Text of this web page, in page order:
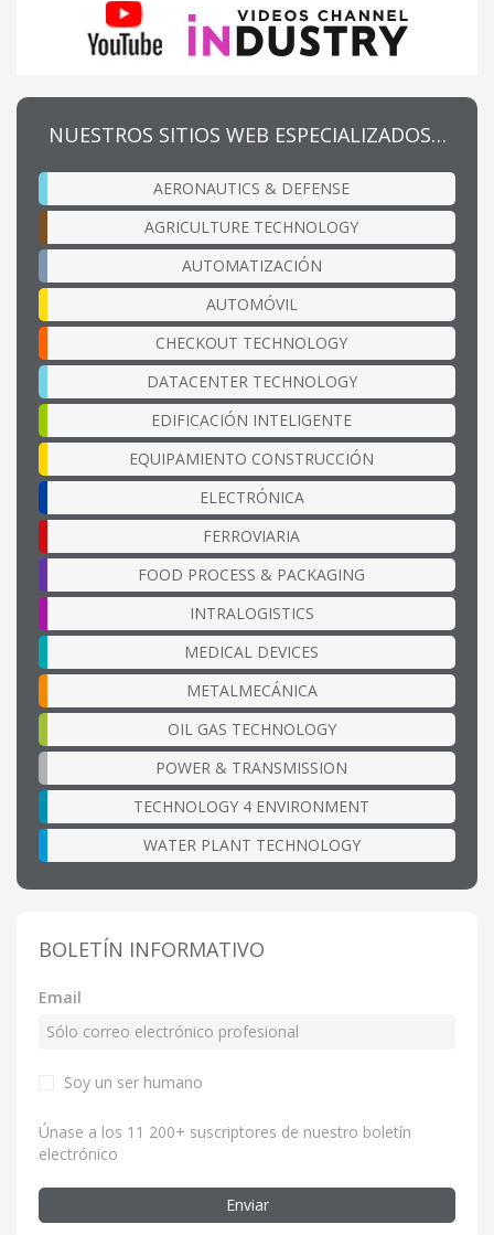
NUESTROS SITIOS WEB ESPECIALIZADOS…
AERONAUTICS & DEFENSE
AGRICULTURE TECHNOLOGY
AUTOMATIZACIÓN
AUTOMÓVIL
CHECKOUT TECHNOLOGY
DATACENTER TECHNOLOGY
EDIFICACIÓN INTELIGENTE
EQUIPAMIENTO CONSTRUCCIÓN
ELECTRÓNICA
FERROVIARIA
FOOD PROCESS & PACKAGING
INTRALOGISTICS
MEDICAL DEVICES
METALMECÁNICA
OIL GAS TECHNOLOGY
POWER & TRANSMISSION
TECHNOLOGY 4 ENVIRONMENT
WATER PLANT TECHNOLOGY
BOLETÍN INFORMATIVO
Email
Soy un ser humano
Únase a los 11 200+ suscriptores de nuestro boletín
electrónico
Enviar